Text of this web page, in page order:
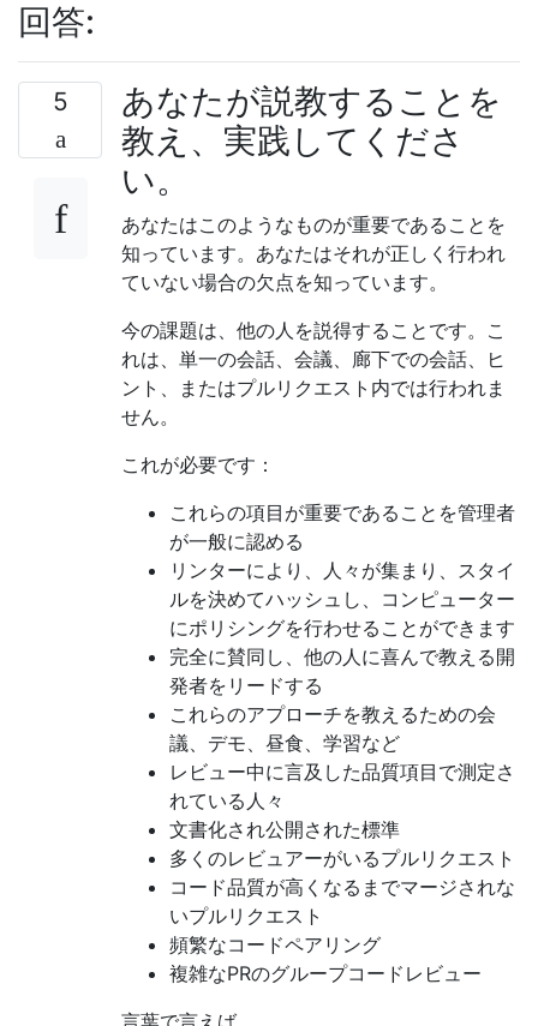
回答:
5
あなたが説教することを
教え、実践してくださ
い。
あなたはこのようなものが重要であることを
知っています。あなたはそれが正しく行われ
ていない場合の欠点を知っています。
今の課題は、他の人を説得することです。こ
れは、単一の会話、会議、廊下での会話、ヒ
ント、またはプルリクエスト内では行われま
せん。
これが必要です：
これらの項目が重要であることを管理者
が一般に認める
リンターにより、人々が集まり、スタイ
ルを決めてハッシュし、コンピューター
にポリシングを行わせることができます
完全に賛同し、他の人に喜んで教える開
発者をリードする
これらのアプローチを教えるための会
議、デモ、昼食、学習など
レビュー中に言及した品質項目で測定さ
れている人々
文書化され公開された標準
多くのレビュアーがいるプルリクエスト
コード品質が高くなるまでマージされな
いプルリクエスト
頻繁なコードペアリング
複雑なPRのグループコードレビュー
言葉で言えば